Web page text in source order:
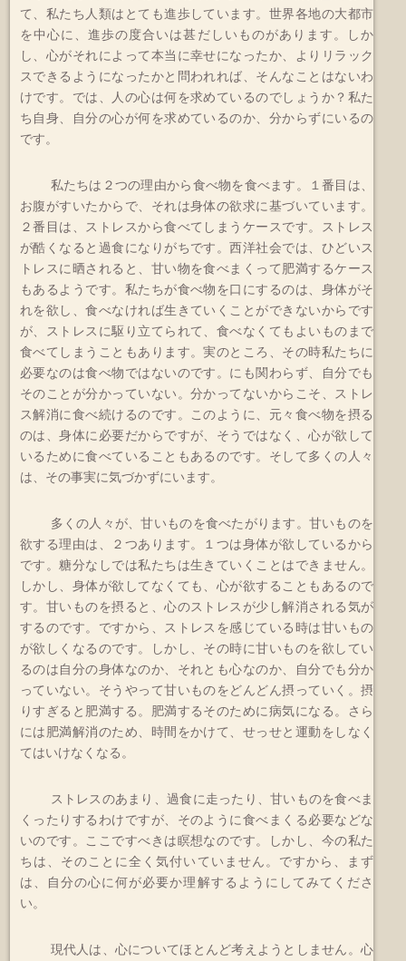
て、私たち人類はとても進歩しています。世界各地の大都市
を中心に、進歩の度合いは甚だしいものがあります。しか
し、心がそれによって本当に幸せになったか、よりリラック
スできるようになったかと問われれば、そんなことはないわ
けです。では、人の心は何を求めているのでしょうか？私た
ち自身、自分の心が何を求めているのか、分からずにいるの
です。
私たちは２つの理由から食べ物を食べます。１番目は、
お腹がすいたからで、それは身体の欲求に基づいています。
２番目は、ストレスから食べてしまうケースです。ストレス
が酷くなると過食になりがちです。西洋社会では、ひどいス
トレスに晒されると、甘い物を食べまくって肥満するケース
もあるようです。私たちが食べ物を口にするのは、身体がそ
れを欲し、食べなければ生きていくことができないからです
が、ストレスに駆り立てられて、食べなくてもよいものまで
食べてしまうこともあります。実のところ、その時私たちに
必要なのは食べ物ではないのです。にも関わらず、自分でも
そのことが分かっていない。分かってないからこそ、ストレ
ス解消に食べ続けるのです。このように、元々食べ物を摂る
のは、身体に必要だからですが、そうではなく、心が欲して
いるために食べていることもあるのです。そして多くの人々
は、その事実に気づかずにいます。
多くの人々が、甘いものを食べたがります。甘いものを
欲する理由は、２つあります。１つは身体が欲しているから
です。糖分なしでは私たちは生きていくことはできません。
しかし、身体が欲してなくても、心が欲することもあるので
す。甘いものを摂ると、心のストレスが少し解消される気が
するのです。ですから、ストレスを感じている時は甘いもの
が欲しくなるのです。しかし、その時に甘いものを欲してい
るのは自分の身体なのか、それとも心なのか、自分でも分か
っていない。そうやって甘いものをどんどん摂っていく。摂
りすぎると肥満する。肥満するそのために病気になる。さら
には肥満解消のため、時間をかけて、せっせと運動をしなく
てはいけなくなる。
ストレスのあまり、過食に走ったり、甘いものを食べま
くったりするわけですが、そのように食べまくる必要などな
いのです。ここですべきは瞑想なのです。しかし、今の私た
ちは、そのことに全く気付いていません。ですから、まず
は、自分の心に何が必要か理解するようにしてみてくださ
い。
現代人は、心についてほとんど考えようとしません。心